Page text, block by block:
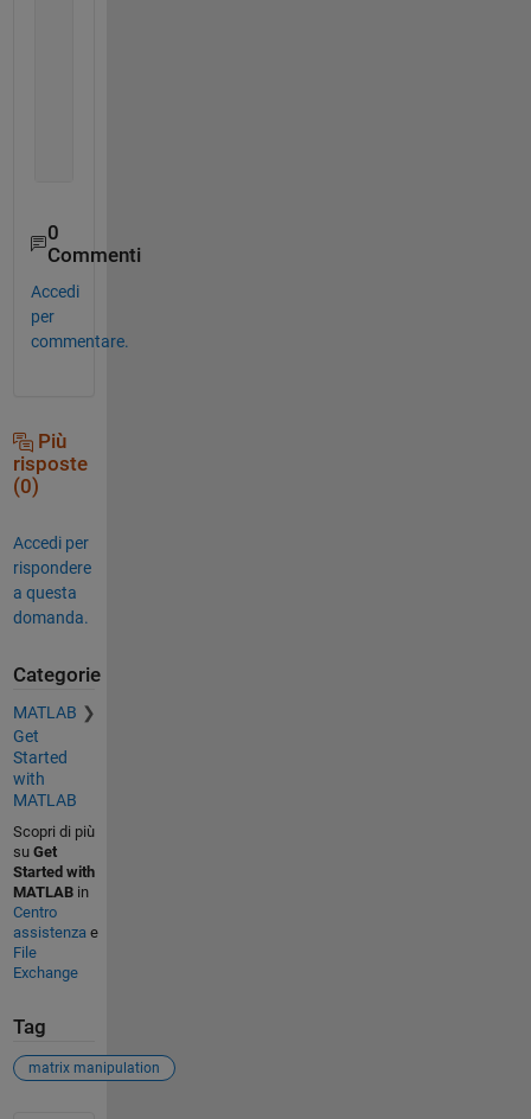
0
Commenti
Accedi
per
commentare.
Più
risposte
(0)
Accedi per
rispondere
a questa
domanda.
Categorie
MATLAB
Get
Started
with
MATLAB
Scopri di più
su Get
Started with
MATLABin
Centro
assistenzae
File
Exchange
Tag
matrix manipulation